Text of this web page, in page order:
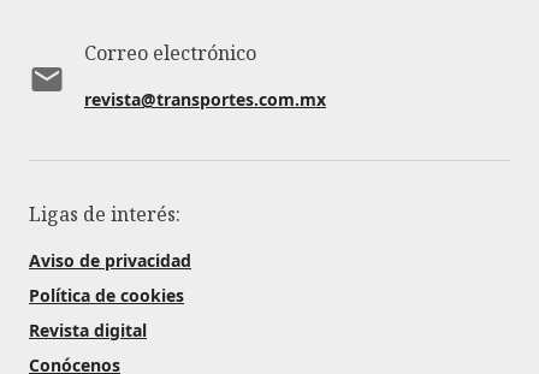
Correo electrónico
revista@transportes.com.mx
Ligas de interés:
Aviso de privacidad
Política de cookies
Revista digital
Conócenos